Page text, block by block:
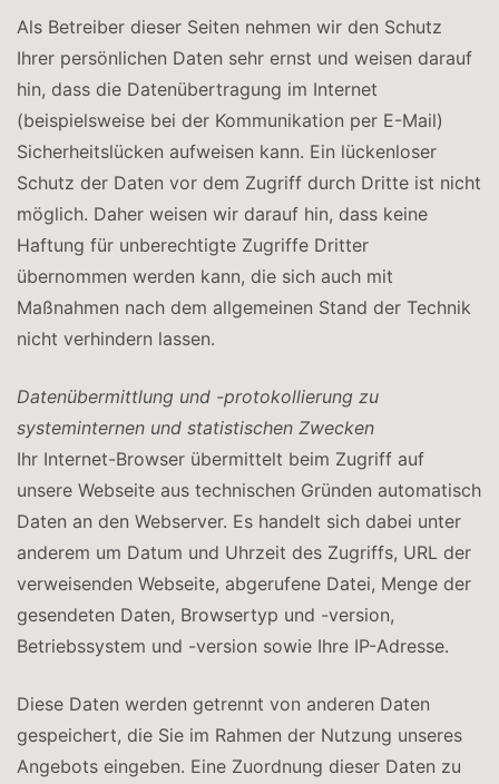
Als Betreiber dieser Seiten nehmen wir den Schutz
Ihrer persönlichen Daten sehr ernst und weisen darauf
hin, dass die Datenübertragung im Internet
(beispielsweise bei der Kommunikation per E-Mail)
Sicherheitslücken aufweisen kann. Ein lückenloser
Schutz der Daten vor dem Zugriff durch Dritte ist nicht
möglich. Daher weisen wir darauf hin, dass keine
Haftung für unberechtigte Zugriffe Dritter
übernommen werden kann, die sich auch mit
Maßnahmen nach dem allgemeinen Stand der Technik
nicht verhindern lassen.
Datenübermittlung und -protokollierung zu
systeminternen und statistischen Zwecken
Ihr Internet-Browser übermittelt beim Zugriff auf
unsere Webseite aus technischen Gründen automatisch
Daten an den Webserver. Es handelt sich dabei unter
anderem um Datum und Uhrzeit des Zugriffs, URL der
verweisenden Webseite, abgerufene Datei, Menge der
gesendeten Daten, Browsertyp und -version,
Betriebssystem und -version sowie Ihre IP-Adresse.
Diese Daten werden getrennt von anderen Daten
gespeichert, die Sie im Rahmen der Nutzung unseres
Angebots eingeben. Eine Zuordnung dieser Daten zu